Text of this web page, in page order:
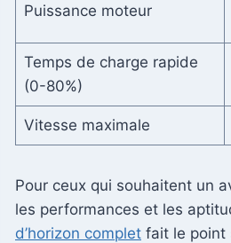
Puissance moteur
Temps de charge rapide
(0-80%)
Vitesse maximale
Pour ceux qui souhaitent un
les performances et les
d’horizon complet fait le point